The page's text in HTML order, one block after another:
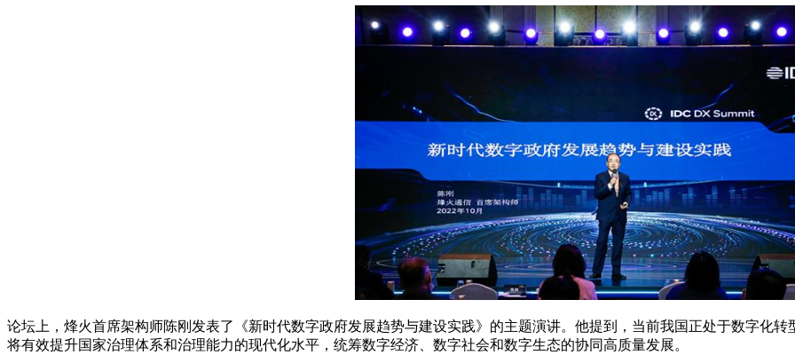
论坛上，烽火首席架构师陈刚发表了《新时代数字政府发展趋势与建设实践》的主题演讲。他提到，当前我国正处于数字化
将有效提升国家治理体系和治理能力的现代化水平，统筹数字经济、数字社会和数字生态的协同高质量发展。